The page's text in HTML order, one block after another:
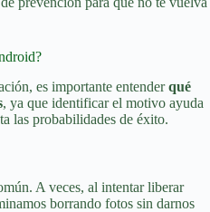
es importante entenderqué
, ya que identificar el motivo ayuda
las probabilidades de éxito.
A veces, al intentar liberar
borrando fotos sin darnos